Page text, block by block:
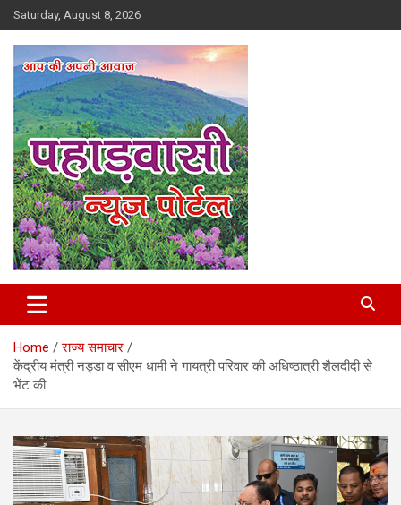
Skip
to
content
Saturday, August 8, 2026
Pahadvasi
Home
राज्य समाचार
केंद्रीय मंत्री नड्डा व सीएम धामी ने गायत्री परिवार की अधिष्ठात्री शैलदीदी से
भेंट की